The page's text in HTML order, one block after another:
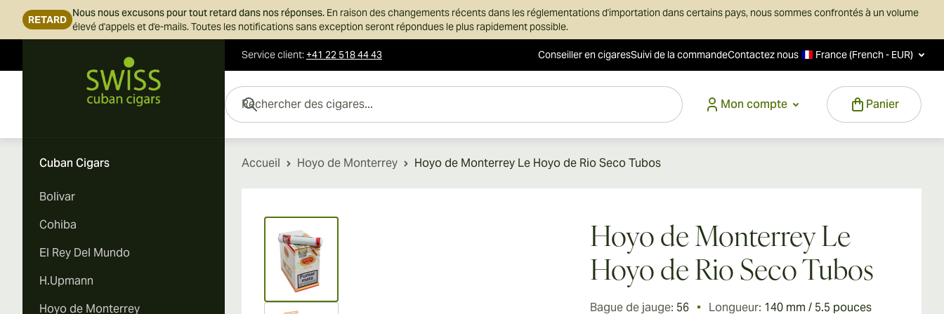
RETARD
Nous nous excusons pour tout retard dans nos réponses. En raison des changements récents dans les réglementations d'importation dans certains pays, nous sommes confrontés à un volume
élevé d'appels et d'e-mails. Toutes les notifications sans exception seront répondues le plus rapidement possible.
Service client:+41 22 518 44 43 Conseiller en cigaresSuivi de la commandeContactez nous France (French - EUR)
Mon compte
Panier
Rechercher des cigares...
Cuban Cigars
Bolivar
Cohiba
El Rey Del Mundo
H.Upmann
Hoyo de Monterrey
Accueil Hoyo de Monterrey Hoyo de Monterrey Le Hoyo de Rio Seco Tubos
View larger image
Hoyo de Monterrey Le
Hoyo de Rio Seco Tubos
Bague de jauge: 56 Longueur: 140 mm / 5.5 pouces